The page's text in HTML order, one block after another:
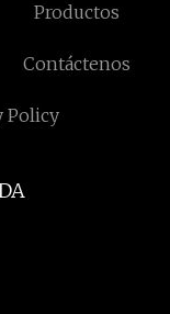
Productos
Contáctenos
Policy